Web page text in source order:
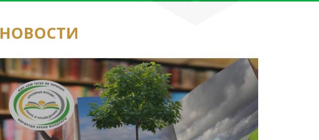
НОВОСТИ
Юным исследователям рассказали об архивных